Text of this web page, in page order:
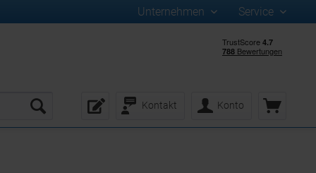
Unternehmen Service
Kontakt Konto